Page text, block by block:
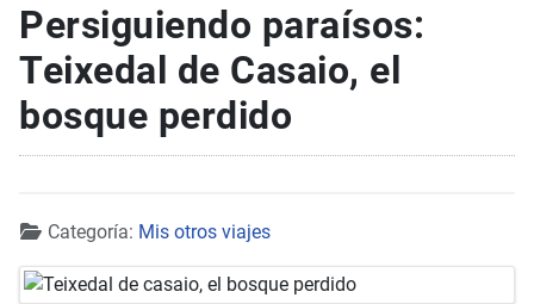
Persiguiendo paraísos:
Teixedal de Casaio, el
bosque perdido
Detalles
Categoría: Mis otros viajes